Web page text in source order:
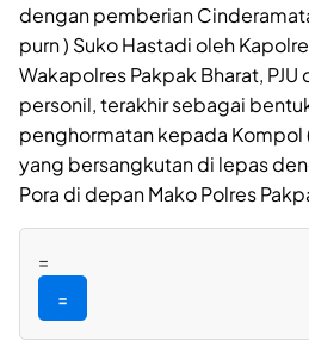
dengan pemberian
purn ) Suko Hastadi oleh
Wakapolres Pakpak Bharat,
personil, terakhir sebagai
penghormatan kepada Kompol
yang bersangkutan di lepas
Pora di depan Mako Polres
=
=